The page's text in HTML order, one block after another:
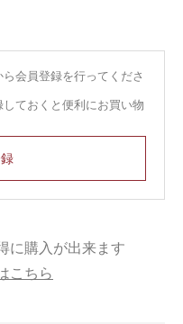
会員登録を行ってくださ
ておくと便利にお買い物
に購入が出来ます
こちら